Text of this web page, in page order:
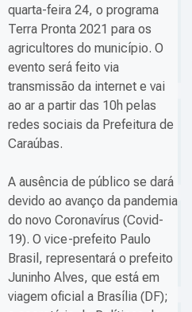
quarta-feira 24, o programa
Terra Pronta 2021 para os
agricultores do município. O
evento será feito via
transmissão da internet e vai
ao ar a partir das 10h pelas
redes sociais da Prefeitura de
Caraúbas.
A ausência de público se dará
devido ao avanço da pandemia
do novo Coronavírus (Covid-
19). O vice-prefeito Paulo
Brasil, representará o prefeito
Juninho Alves, que está em
viagem oficial a Brasília (DF);